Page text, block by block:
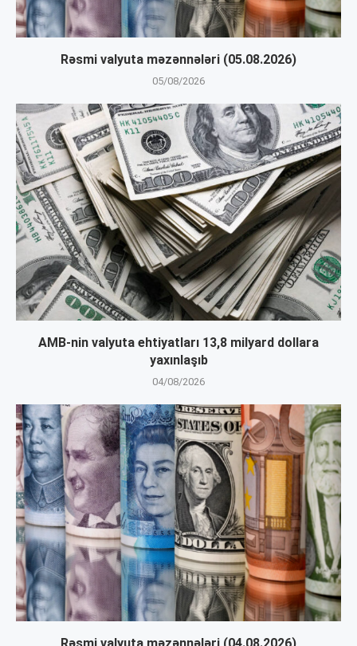
Rəsmi valyuta məzənnələri (05.08.2026)
05/08/2026
AMB-nin valyuta ehtiyatları 13,8 milyard dollara
yaxınlaşıb
04/08/2026